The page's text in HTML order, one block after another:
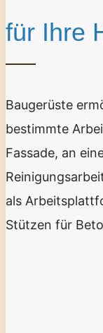
für Ihre
Baugerüste
bestimmte
Fassade, an
als
Stützen für